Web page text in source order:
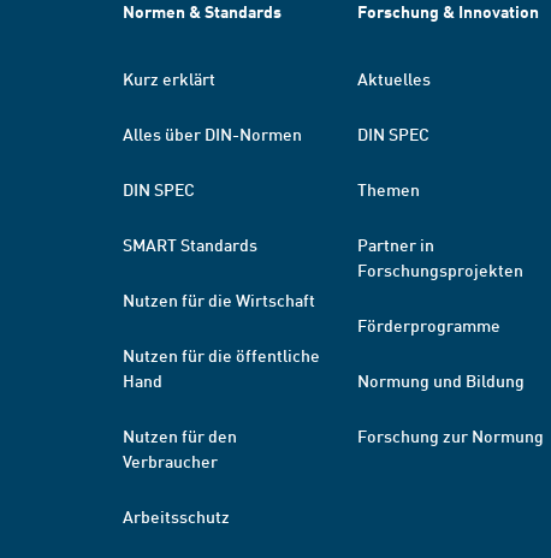
Normen & Standards
Kurz erklärt
Alles über DIN-Normen
DIN SPEC
SMART Standards
Nutzen für die Wirtschaft
Nutzen für die öffentliche
Hand
Nutzen für den
Verbraucher
Arbeitsschutz
Forschung & Innovation
Aktuelles
DIN SPEC
Themen
Partner in
Forschungsprojekten
Förderprogramme
Normung und Bildung
Forschung zur Normung